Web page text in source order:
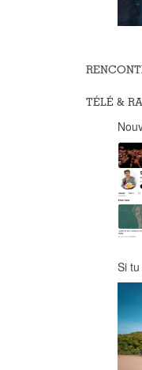
TÉLÉ &
Si